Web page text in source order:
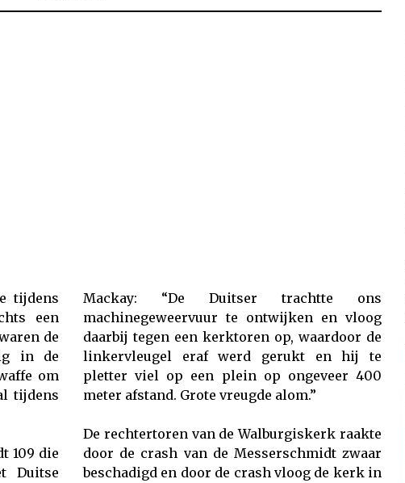
tijdens
een
de
in de
om
tijdens
109 die
Duitse
Mackay: “De Duitser trachtte ons
machinegeweervuur te ontwijken en vloog
daarbij tegen een kerktoren op, waardoor de
linkervleugel eraf werd gerukt en hij te
pletter viel op een plein op ongeveer 400
meter afstand. Grote vreugde alom.”
De rechtertoren van de Walburgiskerk raakte
door de crash van de Messerschmidt zwaar
beschadigd en door de crash vloog de kerk in